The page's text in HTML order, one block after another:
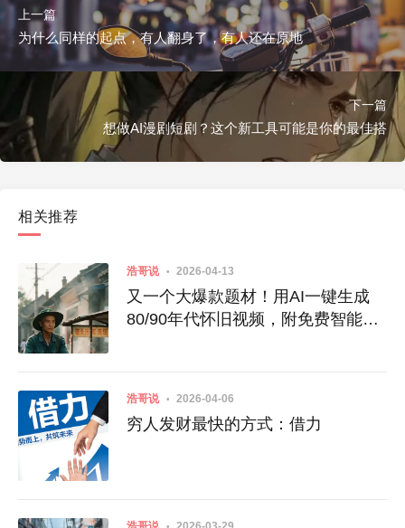
上一篇
为什么同样的起点，有人翻身了，有人还在原地
下一篇
想做AI漫剧短剧？这个新工具可能是你的最佳搭
相关推荐
浩哥说 2026-04-13
又一个大爆款题材！用AI一键生成
80/90年代怀旧视频，附免费智能体
浩哥说 2026-04-06
穷人发财最快的方式：借力